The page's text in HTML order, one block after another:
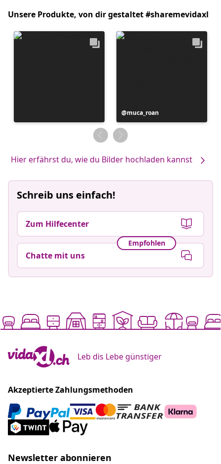
Unsere Produkte, von dir gestaltet #sharemevidaxl
Beitrag
veröffentlicht
von
muca_roan
Hier erfährst du, wie du Bilder hochladen kannst
Schreib uns einfach!
Zum Hilfecenter
Empfohlen
Chatte mit uns
Leb dis Lebe günstiger
Akzeptierte Zahlungsmethoden
Newsletter abonnieren